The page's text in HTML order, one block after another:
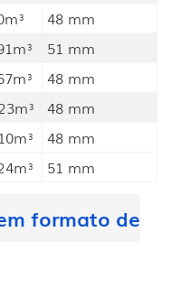
48 mm
51 mm
48 mm
48 mm
48 mm
51 mm
formato de